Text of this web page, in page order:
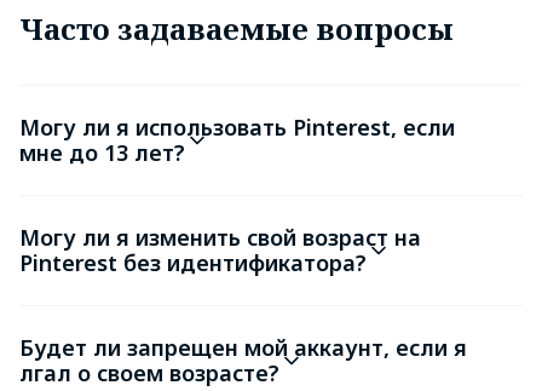
Часто задаваемые вопросы
Могу ли я использовать Pinterest, если
мне до 13 лет?
Могу ли я изменить свой возраст на
Pinterest без идентификатора?
Будет ли запрещен мой аккаунт, если я
лгал о своем возрасте?